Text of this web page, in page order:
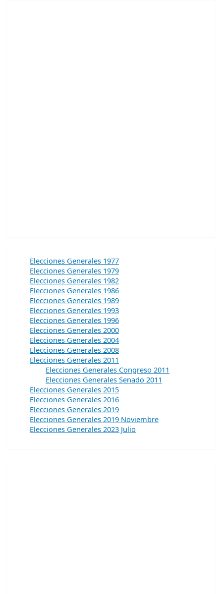
Elecciones Generales 1977
Elecciones Generales 1979
Elecciones Generales 1982
Elecciones Generales 1986
Elecciones Generales 1989
Elecciones Generales 1993
Elecciones Generales 1996
Elecciones Generales 2000
Elecciones Generales 2004
Elecciones Generales 2008
Elecciones Generales 2011
Elecciones Generales Congreso 2011
Elecciones Generales Senado 2011
Elecciones Generales 2015
Elecciones Generales 2016
Elecciones Generales 2019
Elecciones Generales 2019 Noviembre
Elecciones Generales 2023 Julio